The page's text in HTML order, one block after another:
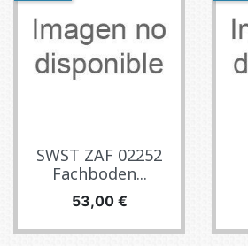
SWST ZAF 02252
Fachboden...
Precio
53,00 €